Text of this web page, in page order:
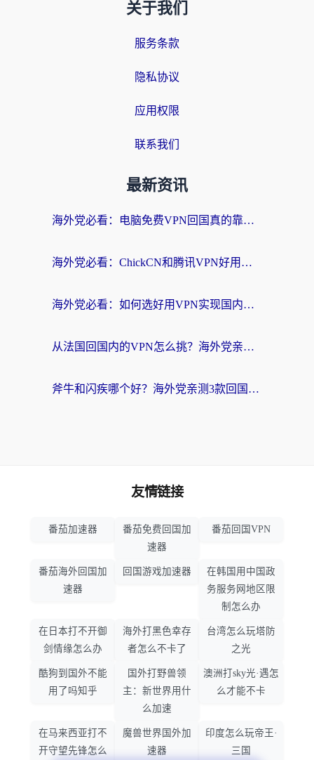
关于我们
服务条款
隐私协议
应用权限
联系我们
最新资讯
海外党必看：电脑免费VPN回国真的靠谱吗？附实测对比与最优方案指南
海外党必看：ChickCN和腾讯VPN好用吗？3招选对回国加速器，告别地区限制
海外党必看：如何选好用VPN实现国内资源无缝访问？从越南到全球都适用
从法国回国内的VPN怎么挑？海外党亲测：稳定、多端、安全才是关键
斧牛和闪疾哪个好？海外党亲测3款回国加速器，教你选到不踩坑的那一款
友情链接
番茄加速器
番茄免费回国加
速器
番茄回国VPN
番茄海外回国加
速器
回国游戏加速器
在韩国用中国政
务服务网地区限
制怎么办
在日本打不开御
剑情缘怎么办
海外打黑色幸存
者怎么不卡了
台湾怎么玩塔防
之光
酷狗到国外不能
用了吗知乎
国外打野兽领
主：新世界用什
么加速
澳洲打sky光·遇怎
么才能不卡
在马来西亚打不
开守望先锋怎么
魔兽世界国外加
速器
印度怎么玩帝王·
三国